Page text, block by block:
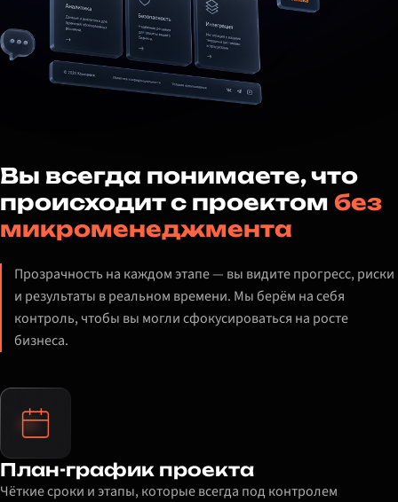
Вы всегда понимаете, что
происходит с проектом без
микроменеджмента
Прозрачность на каждом этапе — вы видите прогресс, риски
и результаты в реальном времени. Мы берём на себя
контроль, чтобы вы могли сфокусироваться на росте
бизнеса.
План-график проекта
Чёткие сроки и этапы, которые всегда под контролем